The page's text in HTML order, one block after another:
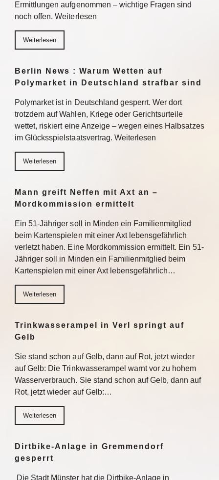
Ermittlungen aufgenommen – wichtige Fragen sind
noch offen. Weiterlesen
Weiterlesen
Berlin News : Warum Wetten auf
Polymarket in Deutschland strafbar sind
Polymarket ist in Deutschland gesperrt. Wer dort
trotzdem auf Wahlen, Kriege oder Gerichtsurteile
wettet, riskiert eine Anzeige – wegen eines Halbsatzes
im Glücksspielstaatsvertrag. Weiterlesen
Weiterlesen
Mann greift Neffen mit Axt an –
Mordkommission ermittelt
Ein 51-Jähriger soll in Minden ein Familienmitglied
beim Kartenspielen mit einer Axt lebensgefährlich
verletzt haben. Eine Mordkommission ermittelt. Ein 51-
Jähriger soll in Minden ein Familienmitglied beim
Kartenspielen mit einer Axt lebensgefährlich…
Weiterlesen
Trinkwasserampel in Verl springt auf
Gelb
Sie stand schon auf Gelb, dann auf Rot, jetzt wieder
auf Gelb: Die Trinkwasserampel warnt vor zu hohem
Wasserverbrauch. Sie stand schon auf Gelb, dann auf
Rot, jetzt wieder auf Gelb:…
Weiterlesen
Dirtbike-Anlage in Gremmendorf
gesperrt
Die Stadt Münster hat die Dirtbike-Anlage in